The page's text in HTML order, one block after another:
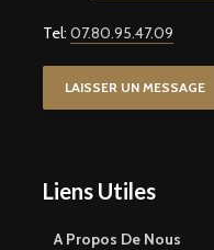
Tel: 07.80.95.47.09
LAISSER UN MESSAGE
Liens Utiles
A Propos De Nous